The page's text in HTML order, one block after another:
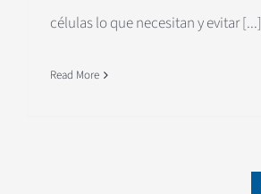
células lo que necesitan y evitar [...]
Read More